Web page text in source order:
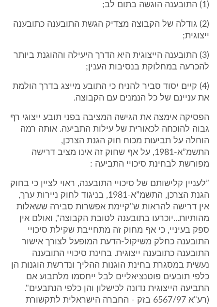
(1) התובענה הוגשה בתום לב;
(2) גודלה של הקבוצה מצדיק הגשת התובענה כתובענה
ייצוגית;
(3) התובענה הייצוגית היא הדרך היעילה וההוגנת ביותר
להכרעה במחלוקת בנסיבות הענין;
(4) קיים יסוד סביר להניח כי התובע מייצג בדרך הולמת
את עניינם של כל הנמנים עם הקבוצה.
הפסיקה אימצה את הגישה המציבה בפני תובע ייצוגי רף
גבוה להוכחה לכאורית של עילות התביעה. אותה רמה
הוחלה על תביעות מכוח חוק הגנת הצרכן,
התשמ”א-1981, על אף שחוק זה אינו מציב דרישה
מפורשת לבחינת סיכויי התביעה :
”לעניין קלישותם של סיכויי התובענה, ראוי לציין כי בחוק
הגנת הצרכן, התשמ”א-1981, בניגוד לחוק ניירות ערך,
אין דרישה להראות ש"קיימת אפשרות סבירה ששאלות
מהותיות...יוכרעו בתובענה לטובת הקבוצה", ואולם אין
ספק בעיניי, כי אף מחוק זה מתחייבת שקילת סיכויי
התובענה כחלק משיקול-הדעת המופעל לצורך אישור
התובענה כתובענה ייצוגית. בחינת סיכויי התובענה
נעשית במסגרת בחינת הוגנות ההליך ונדרשת הוגנות הן
כלפי תובעים פוטנציאליים לבל ייחסמו מלתבוע אם
התביעה הייצוגית נדונה לכישלון והן כלפי הנתבעים".
(רע"א 6567/97 בזק - החברה הישראלית לתקשורת